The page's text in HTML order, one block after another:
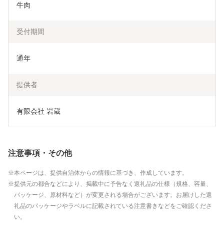
牛肉
受付期間
通年
提供者
有限会社 岩蔵
注意事項・その他
本ページは、提供自治体からの情報に基づき、作成しています。
提供元の都合などにより、掲載中に予告なく返礼品の仕様（規格、容量、
パッケージ、原材料など）が変更される場合がございます。お届けした返
礼品のパッケージやラベルに記載されている注意書きなどをご確認くださ
い。